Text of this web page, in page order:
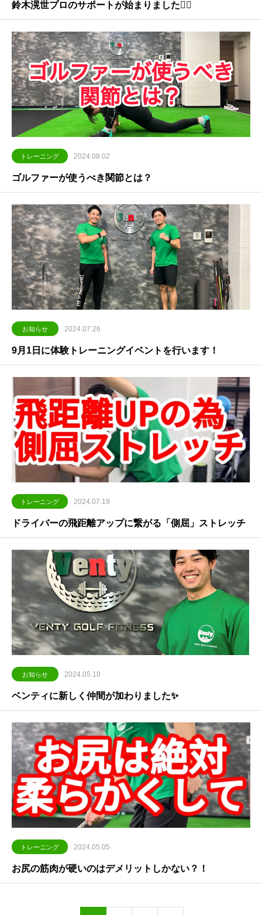
鈴木滉世プロのサポートが始まりました🏌️‍♀️
トレーニング 2024.08.02
ゴルファーが使うべき関節とは？
お知らせ 2024.07.26
9月1日に体験トレーニングイベントを行います！
トレーニング 2024.07.19
ドライバーの飛距離アップに繋がる「側屈」ストレッチ
お知らせ 2024.05.10
ベンティに新しく仲間が加わりました✨
トレーニング 2024.05.05
お尻の筋肉が硬いのはデメリットしかない？！